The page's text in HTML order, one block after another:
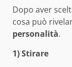
Dopo aver
cosa può
personalità.
1) Stirare